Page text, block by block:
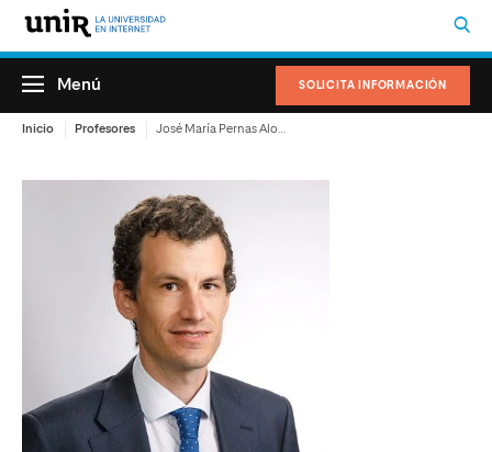
SOLICITA INFORMACIÓN
Menú
Inicio Profesores